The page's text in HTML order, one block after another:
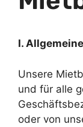
I.
Unsere
und für alle
oder von